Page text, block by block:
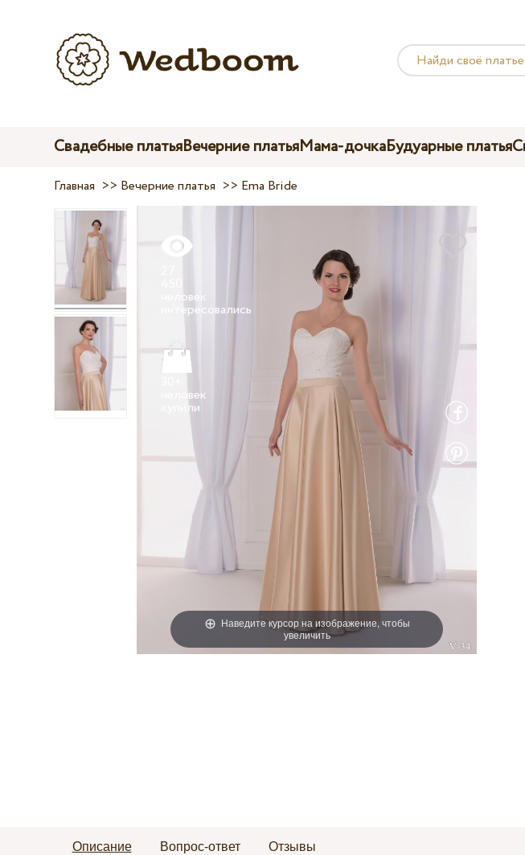
Свадебные платьяВечерние платьяМама-дочкаБудуарные платья
Главная >> Вечерние платья >> Ema Bride
Наведите курсор на изображение, чтобы
увеличить
человек
человек
Описание Вопрос-ответ Отзывы